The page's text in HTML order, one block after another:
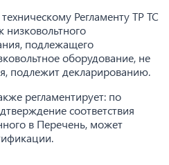
Регламенту ТР ТС
подлежащего
оборудование, не
подлежит декларированию.
регламентирует: по
соответствия
в Перечень, может